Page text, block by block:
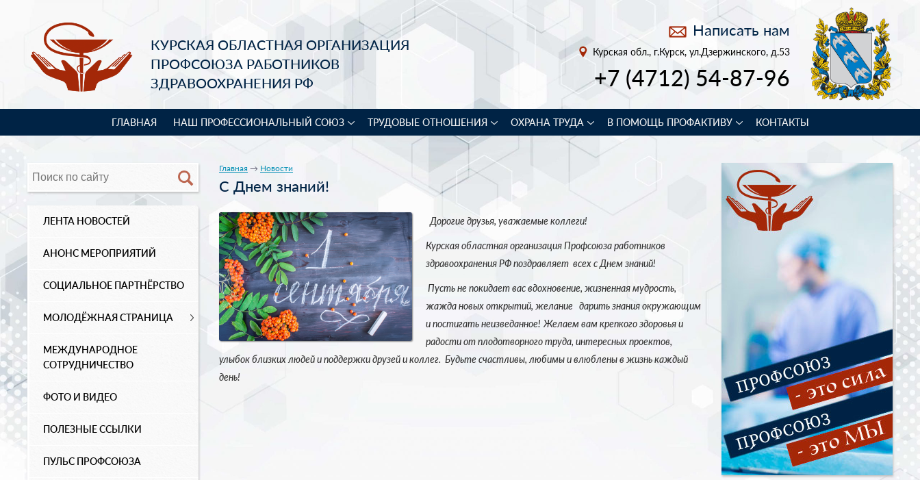
КУРСКАЯ ОБЛАСТНАЯ ОРГАНИЗАЦИЯ
ПРОФСОЮЗА РАБОТНИКОВ
ЗДРАВООХРАНЕНИЯ РФ
Написать нам
Курская обл., г.Курск, ул.Дзержинского, д.53
+7 (4712) 54-87-96
ГЛАВНАЯ НАШ ПРОФЕССИОНАЛЬНЫЙ СОЮЗ ТРУДОВЫЕ ОТНОШЕНИЯ ОХРАНА ТРУДА В ПОМОЩЬ ПРОФАКТИВУ КОНТАКТЫ
ЛЕНТА НОВОСТЕЙ
АНОНС МЕРОПРИЯТИЙ
СОЦИАЛЬНОЕ ПАРТНЁРСТВО
МОЛОДЁЖНАЯ СТРАНИЦА
МЕЖДУНАРОДНОЕ
СОТРУДНИЧЕСТВО
ФОТО И ВИДЕО
ПОЛЕЗНЫЕ ССЫЛКИ
ПУЛЬС ПРОФСОЮЗА
Главная → Новости
С Днем знаний!
Дорогие друзья, уважаемые коллеги!
Курская областная организация Профсоюза работников
здравоохранения РФ поздравляет всех с Днем знаний!
Пусть не покидает вас вдохновение, жизненная мудрость,
жажда новых открытий, желание дарить знания окружающим
и постигать неизведанное! Желаем вам крепкого здоровья и
радости от плодотворного труда, интересных проектов,
улыбок близких людей и поддержки друзей и коллег. Будьте счастливы, любимы и влюблены в жизнь каждый
день!